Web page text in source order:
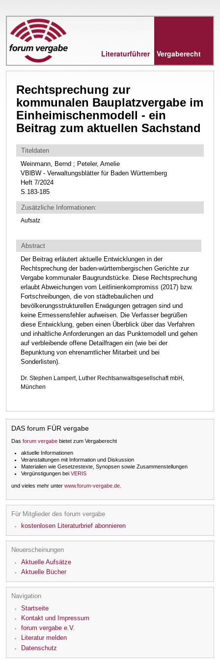
Literaturführer Vergaberecht
Rechtsprechung zur
kommunalen Bauplatzvergabe im
Einheimischenmodell - ein
Beitrag zum aktuellen Sachstand
Titeldaten
Weinmann, Bernd ; Peteler, Amelie
VBlBW - Verwaltungsblätter für Baden Württemberg
Heft 7/2024
S.183-185
Zusätzliche Informationen:
Aufsatz
Abstract
Der Beitrag erläutert aktuelle Entwicklungen in der
Rechtsprechung der baden-württembergischen Gerichte zur
Vergabe kommunaler Baugrundstücke. Diese Rechtsprechung
erlaubt Abweichungen vom Leitlinienkompromiss (2017) bzw.
Fortschreibungen, die von städtebaulichen und
bevölkerungsstrukturellen Erwägungen getragen sind und
keine Ermessensfehler aufweisen. Die Verfasser begrüßen
diese Entwicklung, geben einen Überblick über das Verfahren
und inhaltliche Anforderungen an das Punktemodell und gehen
auf verbleibende offene Detailfragen ein (wie bei der
Bepunktung von ehrenamtlicher Mitarbeit und bei
Sonderlisten).
Dr. Stephen Lampert, Luther Rechtsanwaltsgesellschaft mbH,
München
DAS forum FÜR vergabe
Das forum vergabe bietet zum Vergaberecht
aktuelle Informationen
Veranstaltungen mit Information und Diskussion
Materialien wie Gesetzestexte, Synopsen sowie Zusammenstellungen
Vergünstigungen bei VERIS
und vieles mehr unter www.forum-vergabe.de
Für Mitglieder des forum vergabe
kostenlosen Literaturbrief abonnieren
Neuerscheinungen
Aktuelle Aufsätze
Aktuelle Bücher
Navigation
Startseite
Kontakt und Impressum
forum vergabe e.V.
Literatur melden
Datenschutz